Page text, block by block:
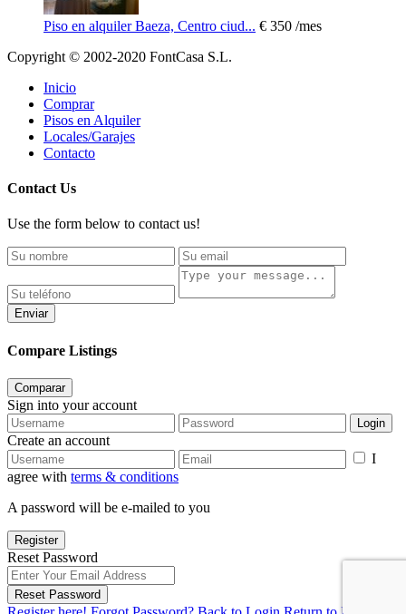
Piso en alquiler Baeza, Centro ciud... € 350 /mes
Copyright © 2002-2020 FontCasa S.L.
Inicio
Comprar
Pisos en Alquiler
Locales/Garajes
Contacto
Contact Us
Use the form below to contact us!
Enviar
Compare Listings
Comparar
Sign into your account
Login
Create an account
I
agree with terms & conditions
A password will be e-mailed to you
Register
Reset Password
Reset Password